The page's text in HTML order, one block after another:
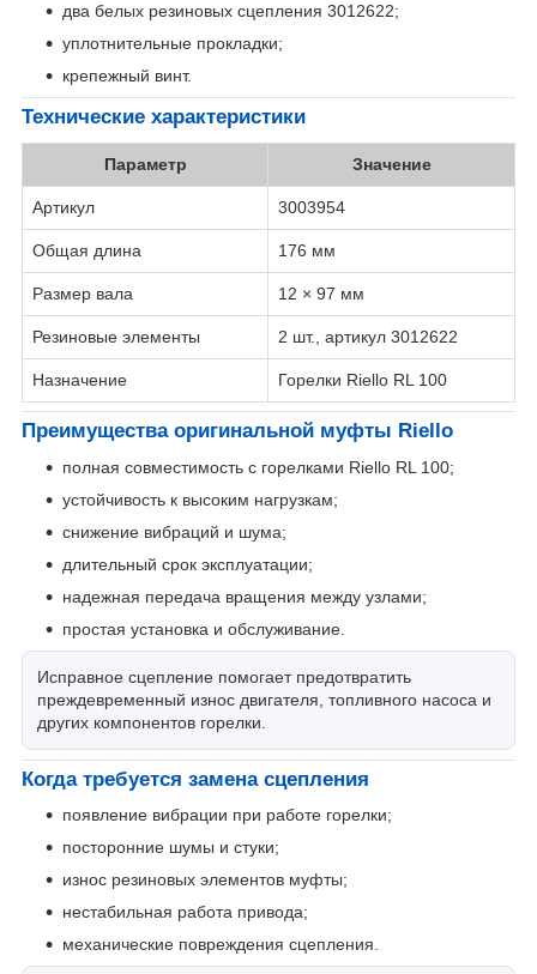
два белых резиновых сцепления 3012622;
уплотнительные прокладки;
крепежный винт.
Технические характеристики
Параметр Значение
Артикул 3003954
Общая длина 176 мм
Размер вала 12 × 97 мм
Резиновые элементы 2 шт., артикул 3012622
Назначение Горелки Riello RL 100
Преимущества оригинальной муфты Riello
полная совместимость с горелками Riello RL 100;
устойчивость к высоким нагрузкам;
снижение вибраций и шума;
длительный срок эксплуатации;
надежная передача вращения между узлами;
простая установка и обслуживание.
Исправное сцепление помогает предотвратить
преждевременный износ двигателя, топливного насоса и
других компонентов горелки.
Когда требуется замена сцепления
появление вибрации при работе горелки;
посторонние шумы и стуки;
износ резиновых элементов муфты;
нестабильная работа привода;
механические повреждения сцепления.